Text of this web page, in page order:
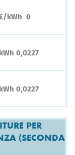
kWh 0
0,0227
0,0227
PER
(SECONDA